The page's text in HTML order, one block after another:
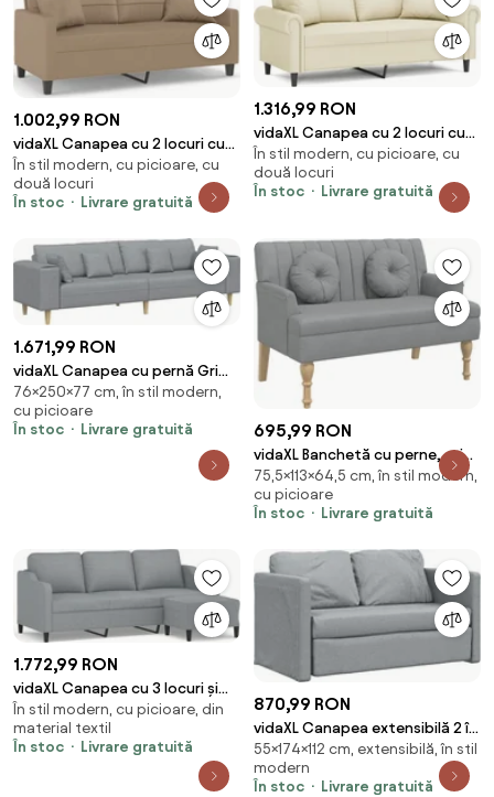
1.002,99 RON
vidaXL Canapea cu 2 locuri cu
pernuțe, cappuccino, 140 cm,
piele eco.
În stil modern, cu picioare, cu
două locuri
În stoc
Livrare gratuită
1.316,99 RON
vidaXL Canapea cu 2 locuri cu
pernuțe, crem, 140 cm, piele
ecologică
În stil modern, cu picioare, cu
două locuri
În stoc
Livrare gratuită
1.671,99 RON
vidaXL Canapea cu pernă Gri
deschis 250 x 77 x 76 cm
țesătură
76×250×77 cm, în stil modern,
cu picioare
În stoc
Livrare gratuită 695,99 RON
vidaXL Banchetă cu perne, gri
deschis, 113x64,5x75,5 cm,
textil
75,5×113×64,5 cm, în stil modern,
cu picioare
În stoc
Livrare gratuită
1.772,99 RON
vidaXL Canapea cu 3 locuri și
taburet, gri deschis, 180 cm,
textil
În stil modern, cu picioare, din
material textil
În stoc
Livrare gratuită
870,99 RON
vidaXL Canapea extensibilă 2 în
1, gri deschis, 112x174x55 cm,
textil
55×174×112 cm, extensibilă, în stil
modern
În stoc
Livrare gratuită